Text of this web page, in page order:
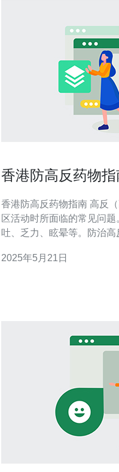
香港防高反药物指
香港防高反药物指南 高反（高山反应）是登山或高海拔地
区活动时所面临的常见问
吐、乏力、眩晕等。防治
于预防和治疗高反症状的药物： 乙
2025年5月21日